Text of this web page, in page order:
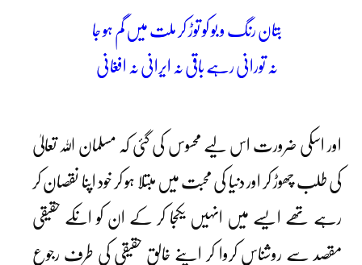
بتان رنگ و بو کو توڑ کر ملت میں گم ہو جا
نہ تورانی رہے باقی نہ ایرانی نہ افغانی
اور اسکی ضرورت اس لیے محسوس کی گئی کہ مسلمان اللہ تعالیٰ
کی طلب چھوڑ کر اور دنیا کی محبت میں مبتلا ہو کر خود اپنا نقصان کر
رہے تھے ایسے میں انہیں یکجا کر کے ان کو انکے حقیقی
مقصد سے روشناس کروا کر اپنے خالقِ حقیقی کی طرف رجوع